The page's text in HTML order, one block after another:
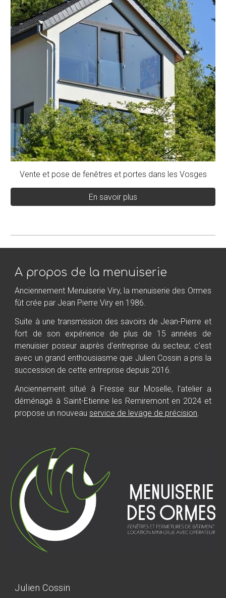
Vente et pose de fenêtres et portes dans les Vosges
En savoir plus
A propos de la menuiserie
Anciennement Menuiserie Viry, la menuiserie des Ormes
fût crée par Jean Pierre Viry en 1986.
Suite à une transmission des savoirs de Jean-Pierre et
fort de son expérience de plus de 15 années de
menuisier poseur auprès d'entreprise du secteur, c'est
avec un grand enthousiasme que Julien Cossin a pris la
succession de cette entreprise depuis 2016.
Anciennement situé à Fresse sur Moselle, l'atelier a
déménagé à Saint-Etienne les Remiremont en 2024 et
propose un nouveauservice de levage de précision.
Julien Cossin